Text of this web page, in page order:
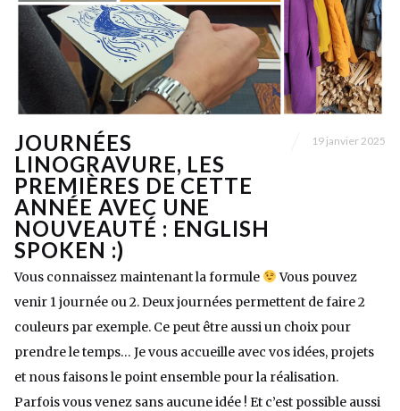
JOURNÉES
LINOGRAVURE, LES
PREMIÈRES DE CETTE
ANNÉE AVEC UNE
NOUVEAUTÉ : ENGLISH
SPOKEN :)
19 janvier 2025
Vous connaissez maintenant la formule
Vous pouvez
venir 1 journée ou 2. Deux journées permettent de faire 2
couleurs par exemple. Ce peut être aussi un choix pour
prendre le temps… Je vous accueille avec vos idées, projets
et nous faisons le point ensemble pour la réalisation.
Parfois vous venez sans aucune idée ! Et c’est possible aussi